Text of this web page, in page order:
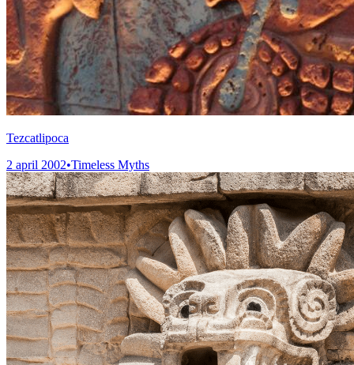
Tezcatlipoca
2 april 2002•Timeless Myths